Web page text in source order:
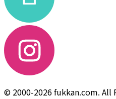
© 2000-2026 fukkan.com. All